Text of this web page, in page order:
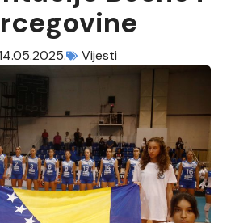
Vijesti